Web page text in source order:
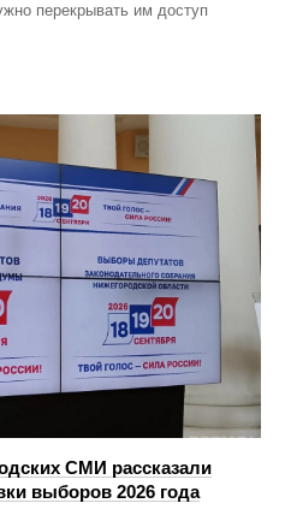
перекрывать им доступ
СМИ рассказали
выборов 2026 года